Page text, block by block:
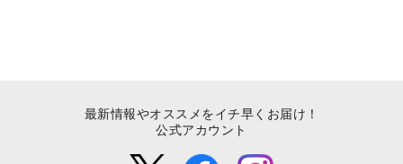
最新情報やオススメをイチ早くお届け！
公式アカウント